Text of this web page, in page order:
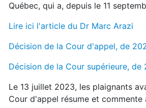
Québec, qui a, depuis le 11
Lire ici l'article du Dr Marc Arazi
Décision de la Cour d'appel, de
Décision de la Cour supérieure, de
Le 13 juillet 2023, les plaignants
Cour d'appel résume et commente